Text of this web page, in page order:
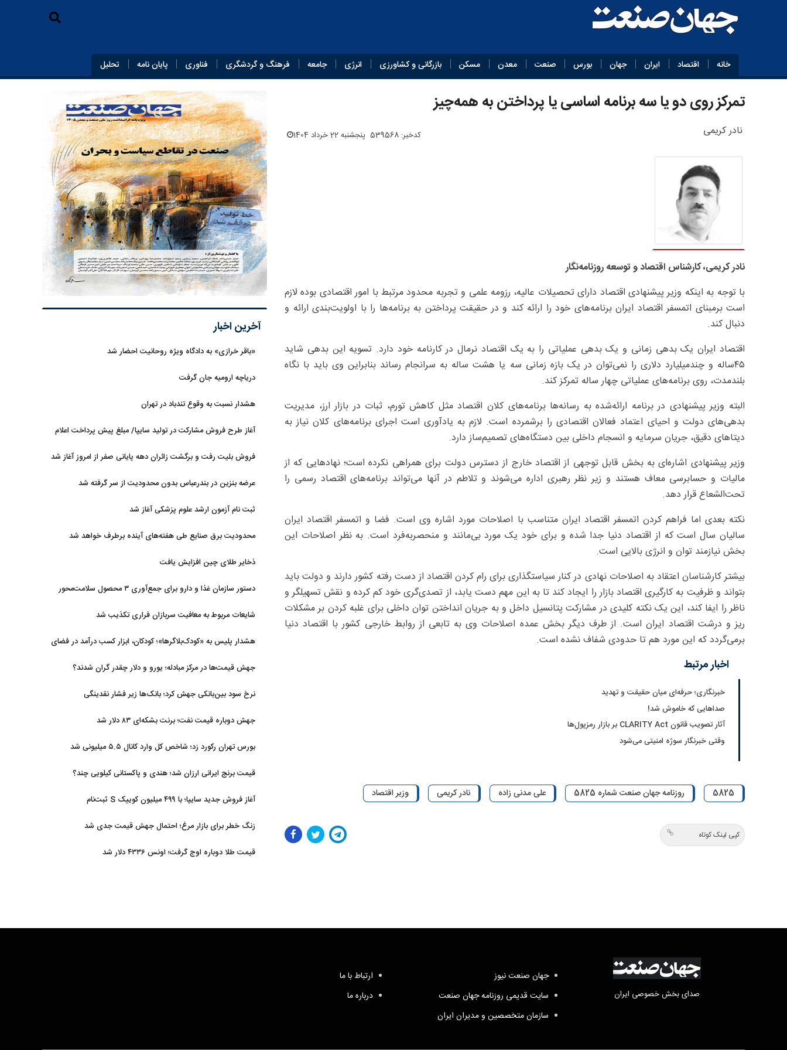
خانه اقتصاد ایران جهان بورس صنعت معدن مسکن بازرگانی و کشاورزی انرژی جامعه فرهنگ و گردشگری فناوری پایان‌ نامه تحلیل
تمرکز روی دو یا سه برنامه اساسی یا پرداختن به همه‌چیز
نادر کریمی کدخبر: 539568 پنجشنبه 22 خرداد 1404
نادر کریمی، کارشناس اقتصاد و توسعه روزنامه‌نگار
با توجه به اینکه وزیر پیشنهادی اقتصاد دارای تحصیلات عالیه، رزومه علمی و تجربه محدود مرتبط با امور اقتصادی بوده لازم
است برمبنای اتمسفر اقتصاد ایران برنامه‌های خود را ارائه کند و در حقیقت پرداختن به برنامه‌ها را با اولویت‌بندی ارائه و
دنبال کند.
اقتصاد ایران یک بدهی زمانی و یک بدهی عملیاتی را به یک اقتصاد نرمال در کارنامه خود دارد. تسویه این بدهی شاید
۴۵ساله و چند‌میلیارد دلاری را نمی‌توان در یک بازه زمانی سه یا هشت ساله به سرانجام رساند بنابراین وی باید با نگاه
بلندمدت، روی برنامه‌های عملیاتی چهار ساله تمرکز کند.
البته وزیر پیشنهادی در برنامه ارائه‌شده به رسانه‌ها برنامه‌های کلان اقتصاد مثل کاهش تورم، ثبات در بازار ارز، مدیریت
بدهی‌های دولت و احیای اعتماد فعالان اقتصادی را برشمرده است. لازم به یادآوری است اجرای برنامه‌های کلان نیاز به
دیتاهای دقیق، جریان سرمایه و انسجام داخلی بین دستگاه‌های تصمیم‌ساز دارد.
وزیر پیشنهادی اشاره‌ای به بخش قابل ‌توجهی از اقتصاد خارج از دسترس دولت برای همراهی نکرده است؛ نهادهایی که از
مالیات و حسابرسی معاف هستند و زیر نظر رهبری اداره می‌شوند و تلاطم در آنها می‌تواند برنامه‌های اقتصاد رسمی را
تحت‌الشعاع قرار دهد.
نکته بعدی اما فراهم کردن اتمسفر اقتصاد ایران متناسب با اصلاحات مورد اشاره وی است. فضا و اتمسفر اقتصاد ایران
سالیان سال است که از اقتصاد دنیا جدا شده و برای خود یک مورد بی‌مانند و منحصربه‌فرد است. به نظر اصلاحات این
بخش نیازمند توان و انرژی بالایی است.
بیشتر کارشناسان اعتقاد به اصلاحات نهادی در کنار سیاستگذاری برای رام کردن اقتصاد از دست رفته کشور دارند و دولت باید
بتواند و ظرفیت به کارگیری اقتصاد بازار را ایجاد کند تا به این مهم دست یابد، از تصدی‌گری خود کم کرده و نقش تسهیلگر و
ناظر را ایفا کند، این یک نکته کلیدی در مشارکت پتانسیل داخل و به جریان انداختن توان داخلی برای غلبه کردن بر مشکلات
ریز و درشت اقتصاد ایران است. از طرف دیگر بخش عمده اصلاحات وی به تابعی از روابط خارجی کشور با اقتصاد دنیا
برمی‌گردد که این مورد هم تا حدودی شفاف نشده است.
اخبار مرتبط
خبرنگاری؛ حرفه‌ای میان حقیقت و تهدید
صداهایی که خاموش شد!
آثار تصویب قانون CLARITY Act بر بازار رمزپول‌ها
وقتی خبرنگار سوژه امنیتی می‌شود
5825 روزنامه جهان صنعت شماره 5825 علی مدنی زاده نادر کریمی وزیر اقتصاد
کپی لینک کوتاه
آخرین اخبار
«باقر خرازی» به دادگاه ویژه روحانیت احضار شد
دریاچه ارومیه جان گرفت
هشدار نسبت به وقوع تندباد در تهران
آغاز طرح فروش مشارکت در تولید سایپا/ مبلغ پیش پرداخت اعلام
فروش بلیت رفت و برگشت زائران دهه پایانی صفر از امروز آغاز شد
عرضه بنزین در بندرعباس بدون محدودیت از سر گرفته شد
ثبت نام آزمون ارشد علوم پزشکی آغاز شد
محدودیت‌ برق صنایع طی هفته‌های آینده برطرف خواهد شد
ذخایر طلای چین افزایش یافت
دستور سازمان غذا و دارو برای جمع‌آوری ۳ محصول سلامت‌محور
شایعات مربوط به معافیت سربازان فراری تکذیب شد
هشدار پلیس به «کودک‌بلاگرها»؛ کودکان، ابزار کسب درآمد در فضای
جهش قیمت‌ها در مرکز مبادله؛ یورو و دلار چقدر گران شدند؟
نرخ سود بین‌بانکی جهش کرد؛ بانک‌ها زیر فشار نقدینگی
جهش دوباره قیمت نفت؛ برنت بشکه‌ای ۸۳ دلار شد
بورس تهران رکورد زد؛ شاخص کل وارد کانال ۵.۵ میلیونی شد
قیمت برنج ایرانی ارزان شد؛ هندی و پاکستانی کیلویی چند؟
آغاز فروش جدید سایپا؛ با ۴۹۹ میلیون کوییک S ثبت‌نام
زنگ خطر برای بازار مرغ؛ احتمال جهش قیمت جدی شد
قیمت طلا دوباره اوج گرفت؛ اونس ۴۳۳۶ دلار شد
صدای بخش خصوصی ایران
جهان صنعت نیوز
سایت قدیمی روزنامه جهان صنعت
سازمان متخصصین و مدیران ایران
ارتباط با ما
درباره ما